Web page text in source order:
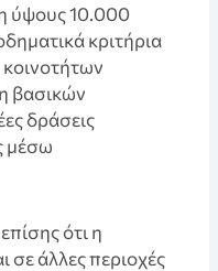
ύψους 10.000
κριτήρια
βασικών
δράσεις
μέσω
ότι η
σε άλλες περιοχές